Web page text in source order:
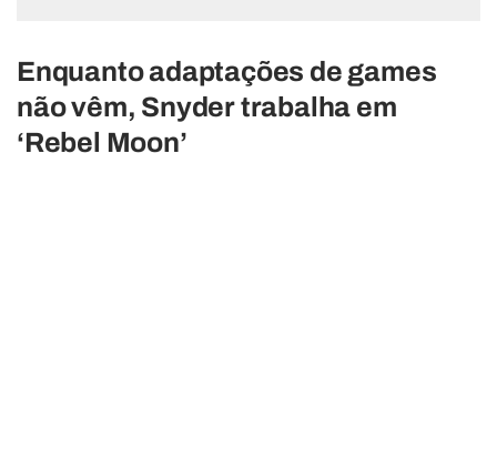
Enquanto adaptações de games
não vêm, Snyder trabalha em
‘Rebel Moon’